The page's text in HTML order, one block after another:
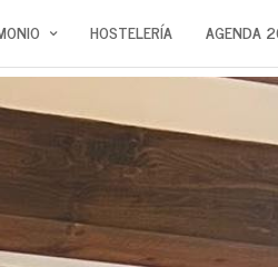
HOSTELERÍA AGENDA